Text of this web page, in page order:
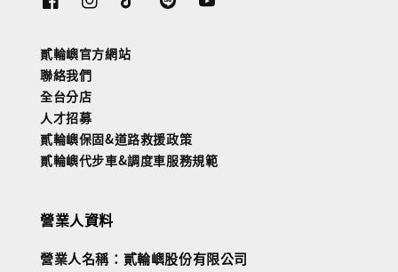
貳輪嶼官方網站
聯絡我們
全台分店
人才招募
貳輪嶼保固&道路救援政策
貳輪嶼代步車&調度車服務規範
營業人資料
營業人名稱：貳輪嶼股份有限公司